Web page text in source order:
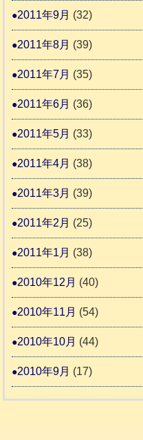
2011年9月 (32)
2011年8月 (39)
2011年7月 (35)
2011年6月 (36)
2011年5月 (33)
2011年4月 (38)
2011年3月 (39)
2011年2月 (25)
2011年1月 (38)
2010年12月 (40)
2010年11月 (54)
2010年10月 (44)
2010年9月 (17)